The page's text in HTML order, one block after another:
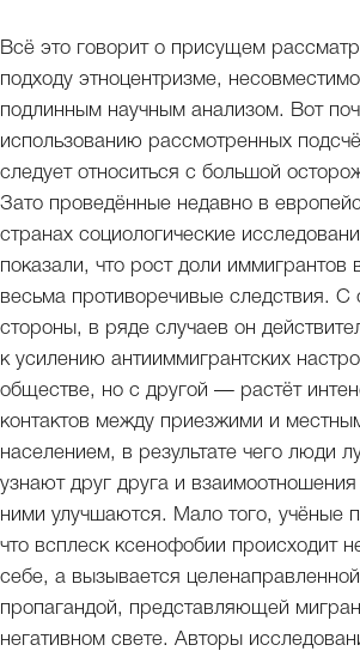
Всё это говорит о присущем
подходу этноцентризме,
подлинным научным анализом. Вот
использованию рассмотренных
следует относиться с большой
Зато проведённые недавно в
странах социологические
показали, что рост доли иммигрантов
весьма противоречивые следствия. С
стороны, в ряде случаев он
к усилению антииммигрантских
обществе, но с другой — растёт
контактов между приезжими и
населением, в результате чего люди
узнают друг друга и
ними улучшаются. Мало того, учёные
что всплеск ксенофобии происходит
себе, а вызывается целенаправленной
пропагандой, представляющей
негативном свете. Авторы